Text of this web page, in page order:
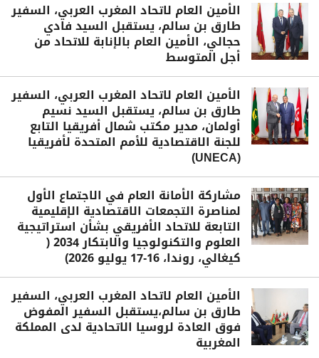
الأمين العام لاتحاد المغرب العربي، السفير
طارق بن سالم، يستقبل السيد فادي
حجالي، الأمين العام بالإنابة للاتحاد من
أجل المتوسط
الأمين العام لاتحاد المغرب العربي، السفير
طارق بن سالم، يستقبل السيد نسيم
أولمان، مدير مكتب شمال أفريقيا التابع
للجنة الاقتصادية للأمم المتحدة لأفريقيا
(UNECA)
مشاركة الأمانة العام في الاجتماع الأول
لمناصرة التجمعات الاقتصادية الإقليمية
التابعة للاتحاد الأفريقي بشأن استراتيجية
العلوم والتكنولوجيا والابتكار 2034 (
كيغالي، روندا، 16-17 يوليو 2026)
الأمين العام لاتحاد المغرب العربي، السفير
طارق بن سالم،يستقبل السفير المفوض
فوق العادة لروسيا الاتحادية لدى المملكة
المغربية